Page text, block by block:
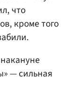
что
кроме того
— сильная